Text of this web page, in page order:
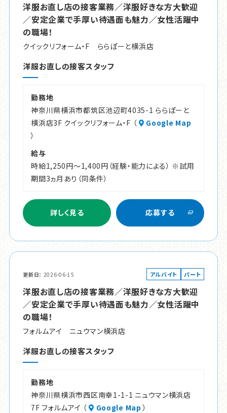
洋服お直し店の接客業務／洋服好きな方大歓迎
／安定企業で手厚い待遇面も魅力／女性活躍中
の職場！
クイックリフォーム・F ららぽーと横浜店
洋服お直しの接客スタッフ
勤務地
神奈川県横浜市都筑区池辺町4035-1 ららぽーと
横浜店3F クイックリフォーム・F （
Google Map
）
給与
時給1,250円～1,400円（経験・能力による） ※試用
期間3ヵ月あり（同条件）
詳しく見る 応募する
更新日 2026-06-15 アルバイト パート
洋服お直し店の接客業務／洋服好きな方大歓迎
／安定企業で手厚い待遇面も魅力／女性活躍中
の職場！
フォルムアイ ニュウマン横浜店
洋服お直しの接客スタッフ
勤務地
神奈川県横浜市西区南幸1-1-1 ニュウマン横浜店
7F フォルムアイ （
Google Map ）